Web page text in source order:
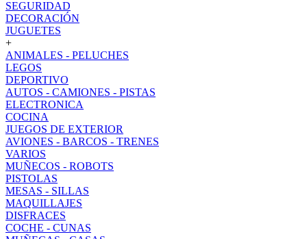
SEGURIDAD
DECORACIÓN
JUGUETES
+
ANIMALES - PELUCHES
LEGOS
DEPORTIVO
AUTOS - CAMIONES - PISTAS
ELECTRONICA
COCINA
JUEGOS DE EXTERIOR
AVIONES - BARCOS - TRENES
VARIOS
MUÑECOS - ROBOTS
PISTOLAS
MESAS - SILLAS
MAQUILLAJES
DISFRACES
COCHE - CUNAS